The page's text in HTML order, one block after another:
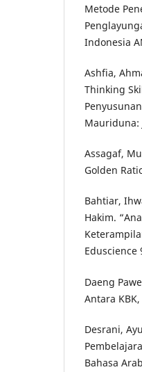
Metode
Indonesia
Ashfia,
Thinking
Mauriduna:
Assagaf,
Golden
Bahtiar,
Hakim.
Eduscience
Daeng
Antara
Desrani,
Bahasa